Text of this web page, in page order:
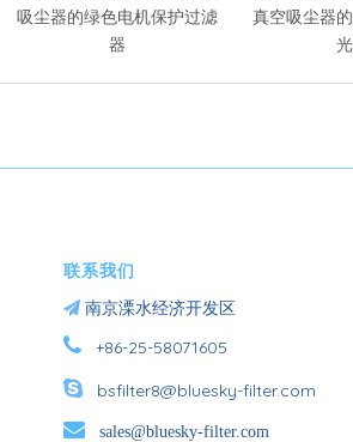
吸尘器的绿色电机保护过滤
器
真空吸尘器
联系我们
 南京溧水经济开发区
 +86-25-58071605

bsfilter8@bluesky-filter.com

sales@bluesky-filter.com